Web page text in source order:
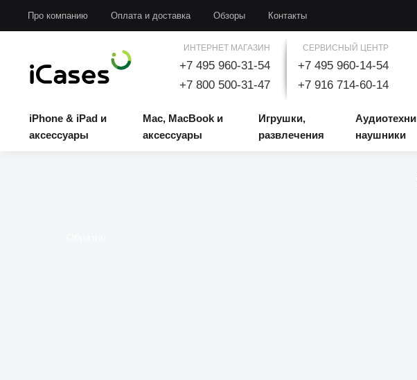
Про компанию Оплата и доставка Обзоры Контакты
ИНТЕРНЕТ МАГАЗИН
+7 495 960-31-54
+7 800 500-31-47
СЕРВИСНЫЙ ЦЕНТР
+7 495 960-14-54
+7 916 714-60-14
iPhone & iPad и
аксессуары
Mac, MacBook и
аксессуары
Игрушки,
развлечения
наушники